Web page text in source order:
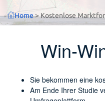
Home>Kostenlose
Win-
Sie bekommen eine
Am Ende Ihrer Studie